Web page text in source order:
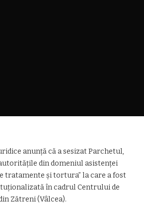
anunţă că a sesizat Parchetul,
din domeniul asistenţei
tratamente şi tortura” la care a fost
în cadrul Centrului de
Zătreni (Vâlcea).